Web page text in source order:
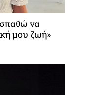
να
μου ζωή»